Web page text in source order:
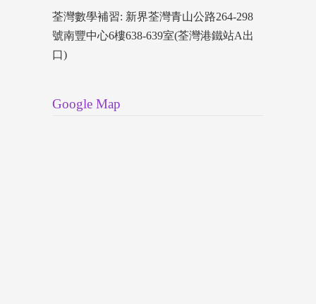
荃灣數學補習: 新界荃灣青山公路264-298
號南豐中心6樓638-639室(荃灣港鐵站A出
口)
Google Map